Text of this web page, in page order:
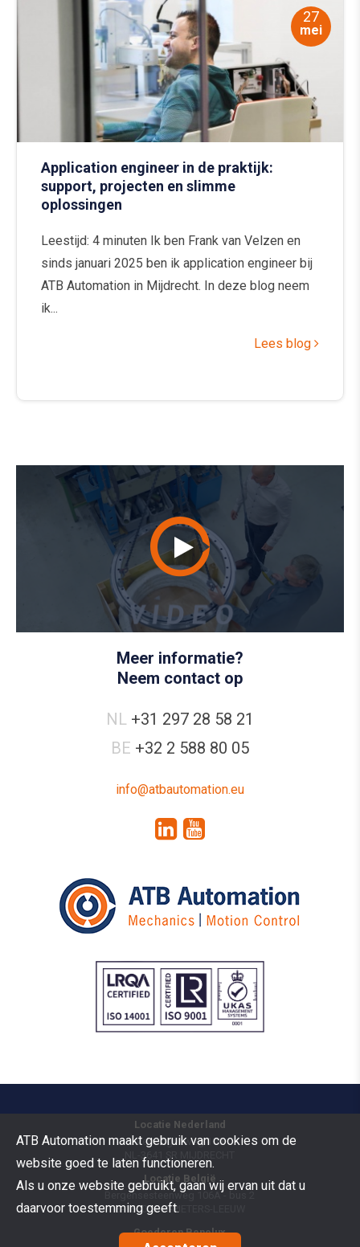
27
mei
Application engineer in de praktijk:
support, projecten en slimme
oplossingen
Leestijd: 4 minuten Ik ben Frank van Velzen en
sinds januari 2025 ben ik application engineer bij
ATB Automation in Mijdrecht. In deze blog neem
ik...
Lees blog
Meer informatie?
Neem contact op
NL +31 297 28 58 21
BE +32 2 588 80 05
info@atbautomation.eu
Locatie Nederland
Vermogenweg 109
NL-3641 SR
Locatie België
Bergensesteenweg 106A - bus 2
B-1600SINT-PIETERS-LEEUW
Goederen Benelux
ATB Automation maakt gebruik van cookies om de
website goed te laten functioneren.
Als u onze website gebruikt, gaan wij ervan uit dat u
daarvoor toestemming geeft.